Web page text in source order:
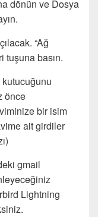
dönün ve Dosya
“Ağ
tuşuna basın.
önce
bir isim
ait girdiler
gmail
Lightning